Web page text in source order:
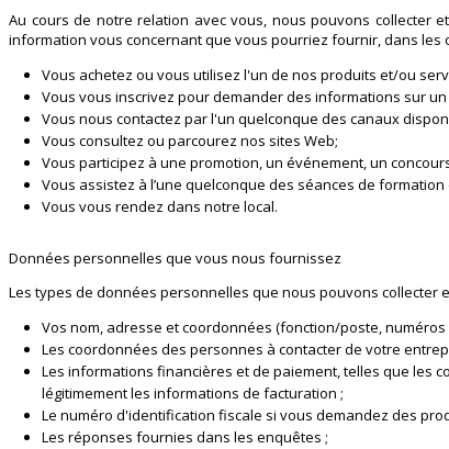
Au cours de notre relation avec vous, nous pouvons collecter
information vous concernant que vous pourriez fournir, dans les
Vous achetez ou vous utilisez l'un de nos produits et/ou
Vous vous inscrivez pour demander des informations sur
Vous nous contactez par l'un quelconque des canaux
Vous consultez ou parcourez nos sites Web;
Vous participez à une promotion, un événement, un
Vous assistez à l’une quelconque des séances de
Vous vous rendez dans notre local.
Données personnelles que vous nous fournissez
Les types de données personnelles que nous pouvons collecter
Vos nom, adresse et coordonnées (fonction/poste,
Les coordonnées des personnes à contacter de votre
Les informations financières et de paiement, telles que les
légitimement les informations de facturation ;
Le numéro d'identification fiscale si vous demandez des
Les réponses fournies dans les enquêtes ;